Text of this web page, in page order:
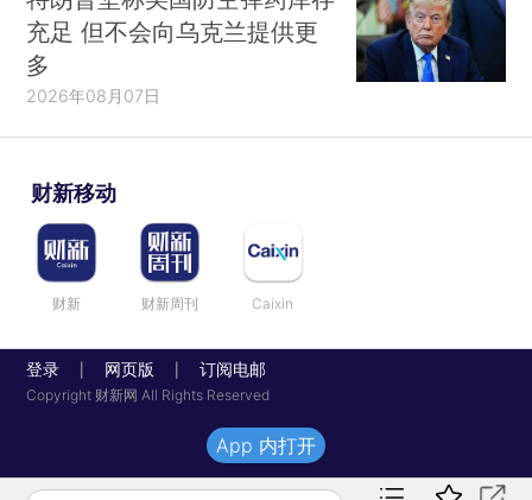
充足 但不会向乌克兰提供更
多
2026年08月07日
财新移动
财新 财新周刊 Caixin
登录 网页版 订阅电邮
Copyright 财新网 All Rights Reserved
App 内打开